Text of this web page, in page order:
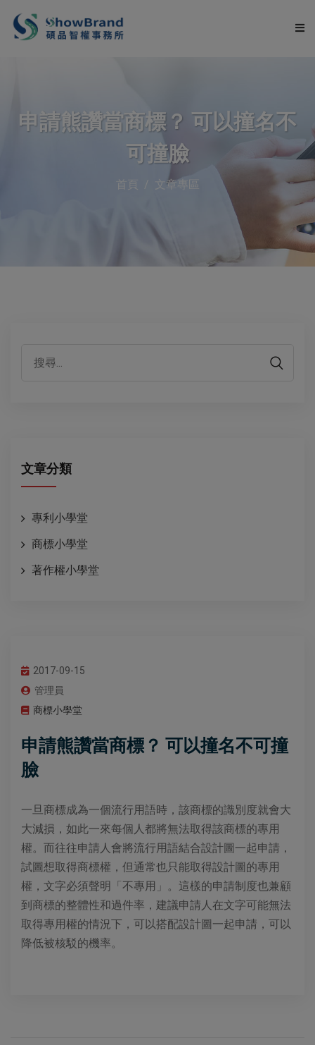
服務項目
申請熊讚當商標？ 可以撞名不
可撞臉
首頁 文章專區
2017-09-15
管理員
商標小學堂
申請熊讚當商標？ 可以撞名不可撞
臉
一旦商標成為一個流行用語時，該商標的識別度就會大
大減損，如此一來每個人都將無法取得該商標的專用
權。而往往申請人會將流行用語結合設計圖一起申請，
試圖想取得商標權，但通常也只能取得設計圖的專用
權，文字必須聲明「不專用」。這樣的申請制度也兼顧
到商標的整體性和過件率，建議申請人在文字可能無法
取得專用權的情況下，可以搭配設計圖一起申請，可以
降低被核駁的機率。
文章分類
專利小學堂
商標小學堂
著作權小學堂